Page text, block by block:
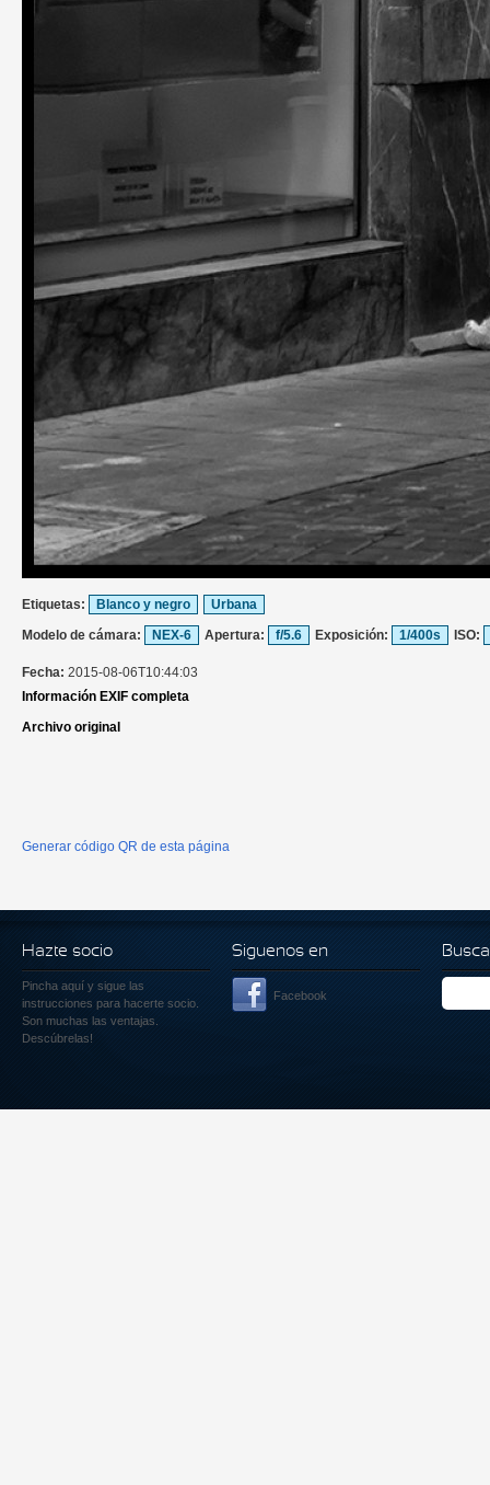
Etiquetas: Blanco y negro
Urbana
Modelo de cámara:
NEX-6 Apertura: f/5.6 Exposición: 1/400s ISO:
Fecha: 2015-08-06T10:44:03
Información EXIF completa
Archivo original
Generar código QR de esta página
Hazte socio
Pincha aquí y sigue las
instrucciones para hacerte socio.
Son muchas las ventajas.
Descúbrelas!
Siguenos en
Facebook